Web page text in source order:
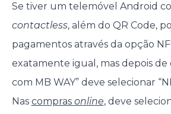
Se tiver um telemóvel Android
contactless, além do QR Code,
pagamentos através da opção
exatamente igual, mas depois de
com MB WAY” deve selecionar
Nas compras online, deve